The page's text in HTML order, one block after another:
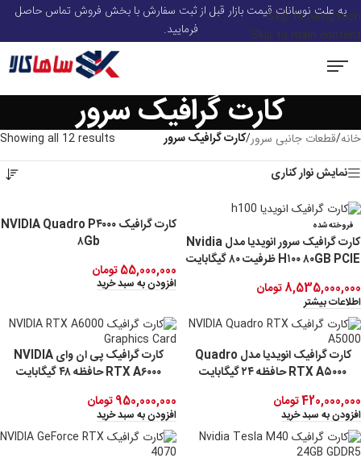
Skip to navigation
Skip to main content
به علت نوسانات قیمت بازار قبل از ثبت سفارش با بخش فروش تماس حاصل
فرمایید.
کارت گرافیک سرور
خانه/قطعات جانبی سرور/کارت گرافیک سرور Showing all 12 results
نمایش نوار کناری
فروخته شده
کارت گرافیک سرور انویدیا مدل Nvidia
H۱۰۰ ۸۰GB PCIE ظرفیت ۸۰ گیگابایت
8,535,000,000تومان
اطلاعات بیشتر
کارت گرافیک NVIDIA Quadro P۴۰۰۰
۸Gb
55,000,000تومان
افزودن به سبد خرید
کارت گرافیک انویدیا مدل Quadro
RTX A۵۰۰۰ حافظه ۲۴ گیگابایت
420,000,000تومان
افزودن به سبد خرید
کارت گرافیک پی ان وای NVIDIA
RTX A۶۰۰۰ حافظه ۴۸ گیگابایت
950,000,000تومان
افزودن به سبد خرید